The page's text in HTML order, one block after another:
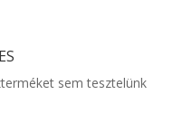
sem tesztelünk